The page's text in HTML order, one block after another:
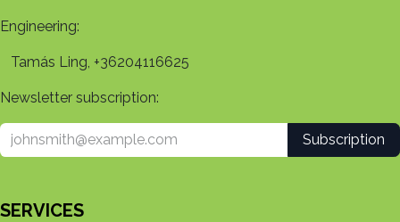
Engineering:
Tamás Ling, +36204116625
Newsletter subscription:
Subscription
SERVICES